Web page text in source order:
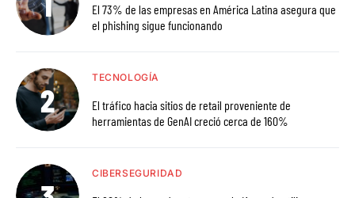
El 73% de las empresas en América Latina asegura que
el phishing sigue funcionando
TECNOLOGÍA
El tráfico hacia sitios de retail proveniente de
herramientas de GenAI creció cerca de 160%
CIBERSEGURIDAD